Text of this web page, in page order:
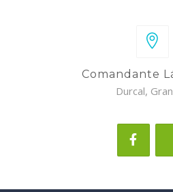
Comandante
Durcal,